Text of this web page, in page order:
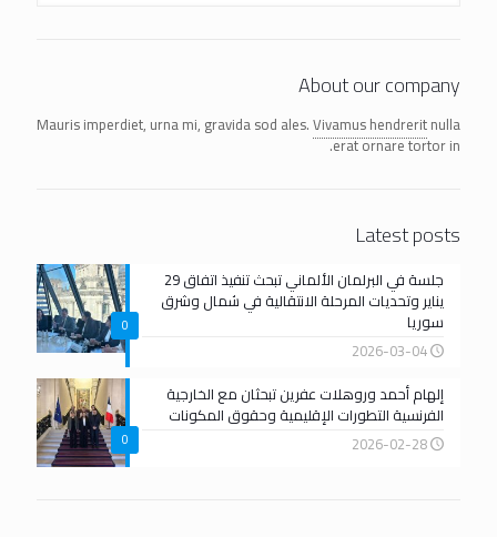
About our company
Mauris imperdiet, urna mi, gravida sod ales.Vivamus hendreritnulla
erat ornare tortor in.
Latest posts
0
جلسة في البرلمان الألماني تبحث تنفيذ اتفاق 29
يناير وتحديات المرحلة الانتقالية في شمال وشرق
سوريا
2026-03-04
0
إلهام أحمد وروهلات عفرين تبحثان مع الخارجية
الفرنسية التطورات الإقليمية وحقوق المكونات
2026-02-28